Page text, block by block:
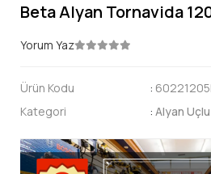
Beta Alyan Tornavida
Yorum Yaz
Ürün Kodu :
Kategori
: Alyan